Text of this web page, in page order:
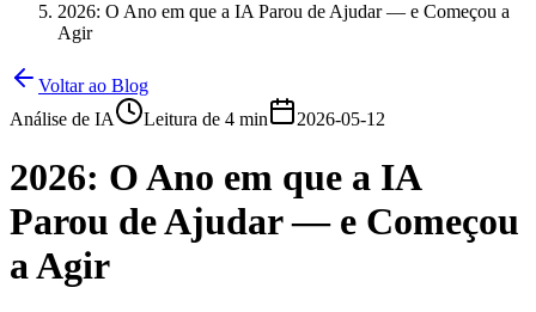
2026: O Ano em que a IA Parou de Ajudar — e Começou a
Agir
Voltar ao Blog
Análise de IA
Leitura de 4 min 2026-05-12
2026: O Ano em que a IA
Parou de Ajudar — e Começou
a Agir